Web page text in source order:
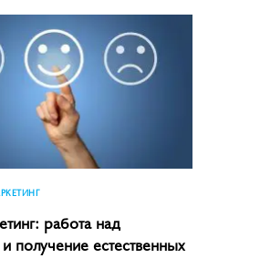
работа над
получение естественных